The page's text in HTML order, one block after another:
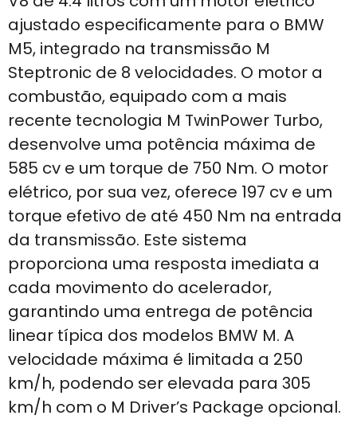
ajustado especificamente para o BMW
M5, integrado na transmissão M
Steptronic de 8 velocidades. O motor a
combustão, equipado com a mais
recente tecnologia M TwinPower Turbo,
desenvolve uma potência máxima de
585 cv e um torque de 750 Nm. O motor
elétrico, por sua vez, oferece 197 cv e um
torque efetivo de até 450 Nm na entrada
da transmissão. Este sistema
proporciona uma resposta imediata a
cada movimento do acelerador,
garantindo uma entrega de potência
linear típica dos modelos BMW M. A
velocidade máxima é limitada a 250
km/h, podendo ser elevada para 305
km/h com o M Driver’s Package opcional.